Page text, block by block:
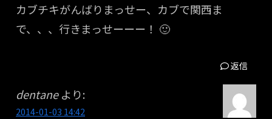
カブチキがんばりまっせー、カブで関西ま
で、、、行きまっせーーー！ 🙂
返信
dentane より:
2014-01-03 14:42